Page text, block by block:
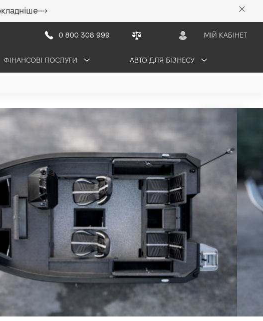
0 800 308 999 МІЙ КАБІНЕТ
ФІНАНСОВІ ПОСЛУГИ АВТО ДЛЯ БІЗНЕСУ
SC Swoop 480 SC
ЗАБРОНЮВАТИ
4,74 м 60-115 к.с.
вул. Велика Кільцева, 58
Марін
+38 044 503 03 05